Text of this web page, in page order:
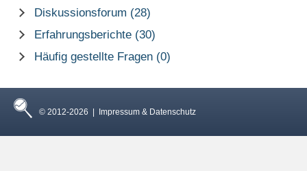
Diskussionsforum (28)
Erfahrungsberichte (30)
Häufig gestellte Fragen (0)
© 2012-2026 | Impressum & Datenschutz